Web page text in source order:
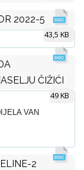
2022-5
43,5 KB
ČIŽIĆI
49 KB
VAN
2